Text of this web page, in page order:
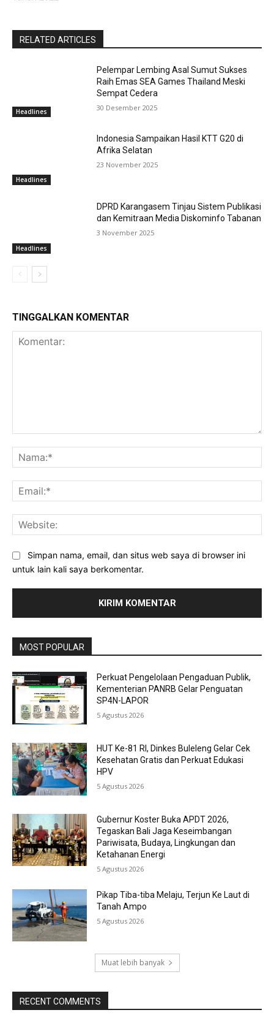
RELATED ARTICLES
Headlines
Pelempar Lembing Asal Sumut Sukses
Raih Emas SEA Games Thailand Meski
Sempat Cedera
30 Desember 2025
Headlines
Indonesia Sampaikan Hasil KTT G20 di
Afrika Selatan
23 November 2025
Headlines
DPRD Karangasem Tinjau Sistem Publikasi
dan Kemitraan Media Diskominfo Tabanan
3 November 2025
TINGGALKAN KOMENTAR
Simpan nama, email, dan situs web saya di browser ini
untuk lain kali saya berkomentar.
MOST POPULAR
Perkuat Pengelolaan Pengaduan Publik,
Kementerian PANRB Gelar Penguatan
SP4N-LAPOR
5 Agustus 2026
HUT Ke-81 RI, Dinkes Buleleng Gelar Cek
Kesehatan Gratis dan Perkuat Edukasi
HPV
5 Agustus 2026
Gubernur Koster Buka APDT 2026,
Tegaskan Bali Jaga Keseimbangan
Pariwisata, Budaya, Lingkungan dan
Ketahanan Energi
5 Agustus 2026
Pikap Tiba-tiba Melaju, Terjun Ke Laut di
Tanah Ampo
5 Agustus 2026
Muat lebih banyak
RECENT COMMENTS